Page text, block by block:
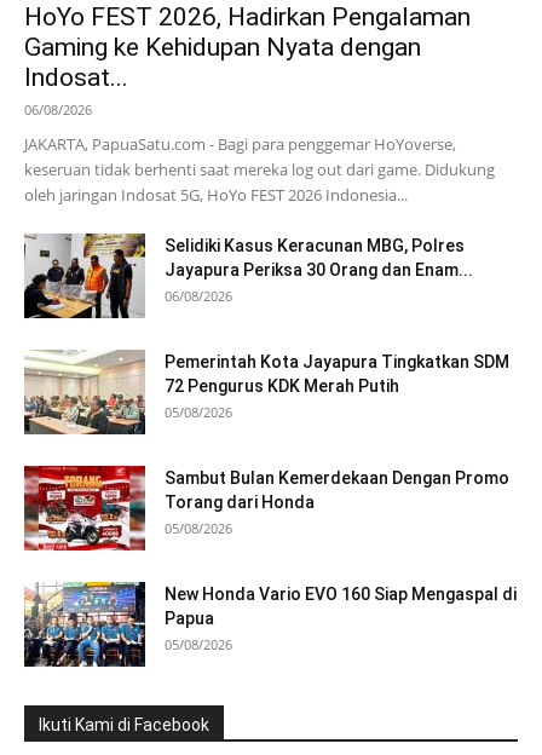
HoYo FEST 2026, Hadirkan Pengalaman
Gaming ke Kehidupan Nyata dengan
Indosat...
06/08/2026
JAKARTA, PapuaSatu.com - Bagi para penggemar HoYoverse,
keseruan tidak berhenti saat mereka log out dari game. Didukung
oleh jaringan Indosat 5G, HoYo FEST 2026 Indonesia...
Selidiki Kasus Keracunan MBG, Polres
Jayapura Periksa 30 Orang dan Enam...
06/08/2026
Pemerintah Kota Jayapura Tingkatkan SDM
72 Pengurus KDK Merah Putih
05/08/2026
Sambut Bulan Kemerdekaan Dengan Promo
Torang dari Honda
05/08/2026
New Honda Vario EVO 160 Siap Mengaspal di
Papua
05/08/2026
Ikuti Kami di Facebook